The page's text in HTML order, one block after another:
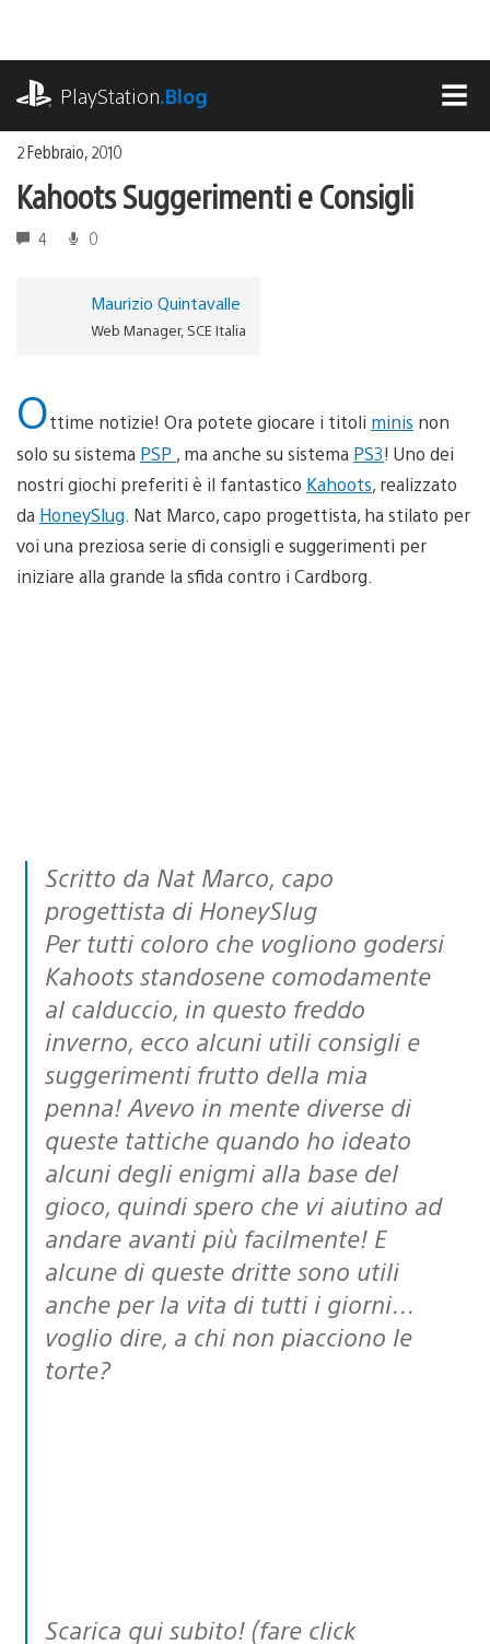
contenuto
PlayStation.Blog
2 Febbraio, 2010
Kahoots Suggerimenti e Consigli
4 0
Maurizio Quintavalle
Web Manager, SCE Italia
Ottime notizie! Ora potete giocare i titoli minis non
solo su sistema PSP , ma anche su sistema PS3! Uno dei
nostri giochi preferiti è il fantastico Kahoots, realizzato
da HoneySlug . Nat Marco, capo progettista, ha stilato per
voi una preziosa serie di consigli e suggerimenti per
iniziare alla grande la sfida contro i Cardborg.
Scritto da Nat Marco, capo
progettista di HoneySlug
Per tutti coloro che vogliono godersi
Kahoots standosene comodamente
al calduccio, in questo freddo
inverno, ecco alcuni utili consigli e
suggerimenti frutto della mia
penna! Avevo in mente diverse di
queste tattiche quando ho ideato
alcuni degli enigmi alla base del
gioco, quindi spero che vi aiutino ad
andare avanti più facilmente! E
alcune di queste dritte sono utili
anche per la vita di tutti i giorni…
voglio dire, a chi non piacciono le
torte?
Scarica qui subito! (fare click